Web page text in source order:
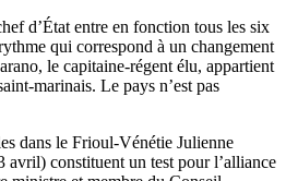
d’État entre en fonction tous les six
qui correspond à un changement
le capitaine-régent élu, appartient
marinais. Le pays n’est pas
dans le Frioul-Vénétie Julienne
constituent un test pour l’alliance